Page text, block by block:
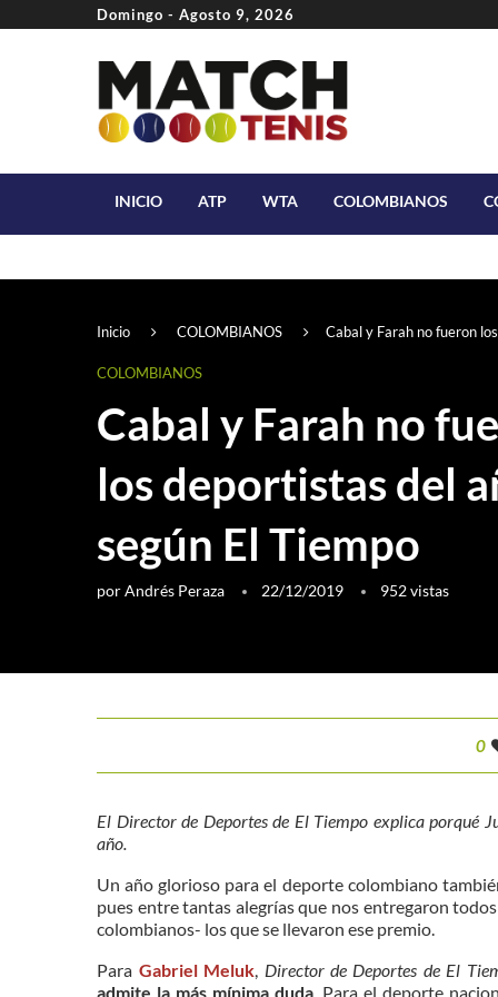
Domingo - Agosto 9, 2026
INICIO ATP WTA COLOMBIANOS
Inicio COLOMBIANOS Cabal y Farah no fueron
COLOMBIANOS
Cabal y Farah no
los deportistas del
según El Tiempo
porAndrés Peraza 22/12/2019 952vistas
0
El Director de Deportes de El Tiempo explica porqué
año.
Un año glorioso para el deporte colombiano
pues entre tantas alegrías que nos entregaron
colombianos- los que se llevaron ese premio.
Para Gabriel Meluk, Director de Deportes de El
admite la más mínima duda . Para el deporte